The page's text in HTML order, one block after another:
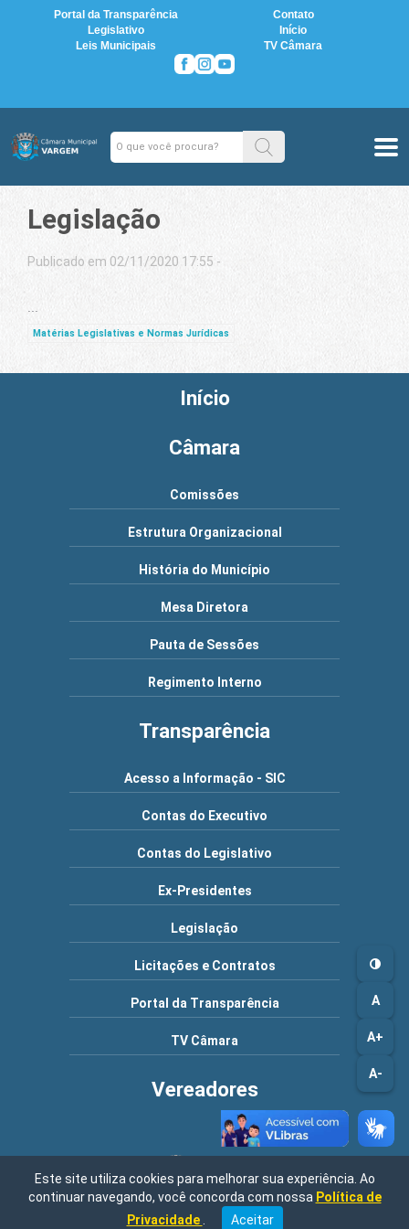
Portal da Transparência
Contato
Legislativo
Início
Leis Municipais
TV Câmara
A
A+
A-
Legislação
Publicado em 02/11/2020 17:55 -
Matérias Legislativas e Normas Jurídicas
Início
Câmara
Comissões
Estrutura Organizacional
História do Município
Mesa Diretora
Pauta de Sessões
Regimento Interno
Transparência
Acesso a Informação - SIC
Contas do Executivo
Contas do Legislativo
Ex-Presidentes
Legislação
Licitações e Contratos
Portal da Transparência
TV Câmara
Vereadores
Endereço: Rua Nossa Senhora de Fátima, 200 - Centro / Vargem -
Este site utiliza cookies para melhorar sua experiência. Ao
continuar navegando, você concorda com nossa Política de
Privacidade
Aceitar